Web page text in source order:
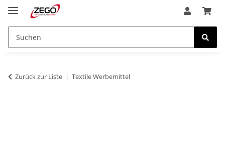
Zurück zur Liste Textile Werbemittel